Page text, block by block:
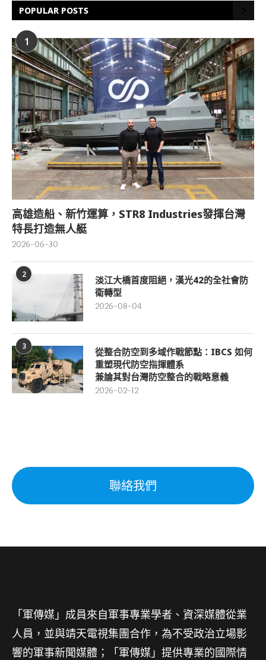
POPULAR POSTS
1
高雄造船、新竹運算，STR8 Industries發揮台灣
特長打造無人艇
2026-06-30
2
淡江大橋首度阻絕，漢光42的全社會防
衛轉型
2026-08-04
3
從整合防空到多域作戰節點：IBCS 如何
重塑現代防空指揮體系
兼論其對台灣防空整合的戰略意義
2026-02-12
聯絡我們
「軍傳媒」成員來自軍事專業學者、資深媒體從業
人員，並與靖天電視集團合作，為不受政治立場影
響的軍事新聞媒體；「軍傳媒」提供專業的國際情